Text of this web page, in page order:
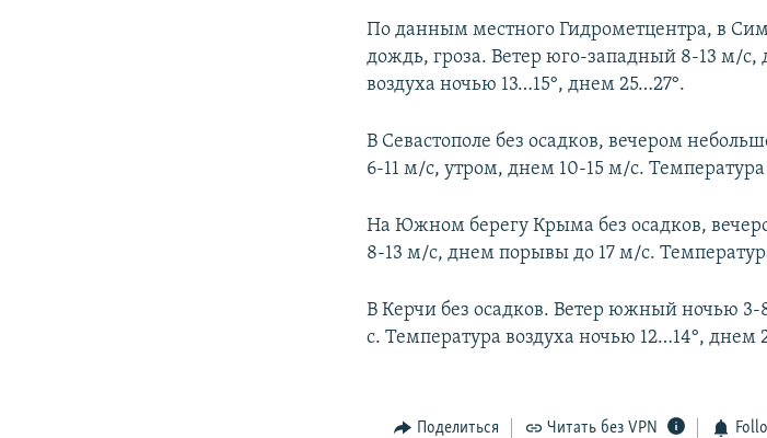
По данным местного Гидрометцентра, в
дождь, гроза. Ветер юго-западный 8-13 м/
воздуха ночью 13…15°, днем 25…27°.
В Севастополе без осадков, вечером
6-11 м/с, утром, днем 10-15 м/с.
На Южном берегу Крыма без осадков,
8-13 м/с, днем порывы до 17 м/с.
В Керчи без осадков. Ветер южный ночью
с. Температура воздуха ночью 12…14°, днем
Поделиться Читать без VPN